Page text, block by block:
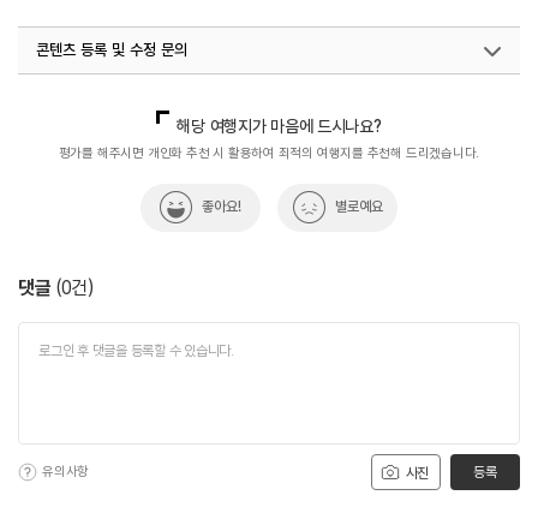
콘텐츠 등록 및 수정 문의
해당 여행지가 마음에 드시나요?
평가를 해주시면 개인화 추천 시 활용하여 최적의 여행지를 추천해 드리겠습니다.
좋아요! 별로예요
댓글 (0건)
사진
유의사항 등록